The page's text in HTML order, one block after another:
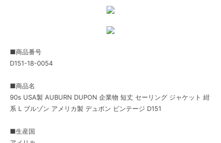
■商品番号
D151-18-0054
■商品名
90s USA製 AUBURN DUPON 企業物 短丈 セーリング ジャケット 紺
系 L ブルゾン アメリカ製 デュポン ビンテージ D151
■生産国